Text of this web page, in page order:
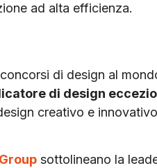
ad alta efficienza.
di design al
di design
creativo e
sottolineano la